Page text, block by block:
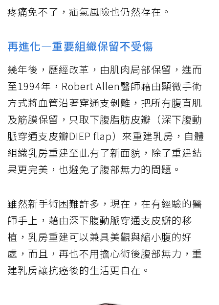
疼痛免不了，疝氣風險也仍然存在。
再進化—重要組織保留不受傷
幾年後，歷經改革，由肌肉局部保留，進而
至1994年，Robert Allen醫師藉由顯微手術
方式將血管沿著穿通支剝離，把所有腹直肌
及筋膜保留，只取下腹脂肪皮瓣（深下腹動
脈穿通支皮瓣DIEP flap）來重建乳房，自體
組織乳房重建至此有了新面貌，除了重建結
果更完美，也避免了腹部無力的問題。
雖然新手術困難許多，現在，在有經驗的醫
師手上，藉由深下腹動脈穿通支皮瓣的移
植，乳房重建可以兼具美觀與縮小腹的好
處，而且，再也不用擔心術後腹部無力，重
建乳房讓抗癌後的生活更自在。